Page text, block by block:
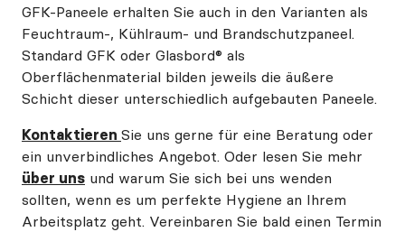
GFK-Paneele erhalten Sie auch in den Varianten als
Feuchtraum-, Kühlraum- und Brandschutzpaneel.
Standard GFK oder Glasbord® als
Oberflächenmaterial bilden jeweils die äußere
Schicht dieser unterschiedlich aufgebauten Paneele.
Kontaktieren Sie uns gerne für eine Beratung oder
ein unverbindliches Angebot. Oder lesen Sie mehr
über uns und warum Sie sich bei uns wenden
sollten, wenn es um perfekte Hygiene an Ihrem
Arbeitsplatz geht. Vereinbaren Sie bald einen Termin